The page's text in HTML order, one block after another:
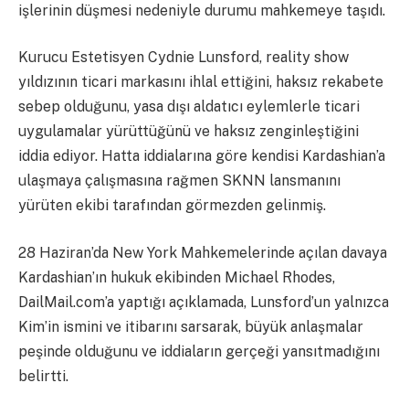
işlerinin düşmesi nedeniyle durumu mahkemeye taşıdı.
Kurucu Estetisyen Cydnie Lunsford, reality show
yıldızının ticari markasını ihlal ettiğini, haksız rekabete
sebep olduğunu, yasa dışı aldatıcı eylemlerle ticari
uygulamalar yürüttüğünü ve haksız zenginleştiğini
iddia ediyor. Hatta iddialarına göre kendisi Kardashian’a
ulaşmaya çalışmasına rağmen SKNN lansmanını
yürüten ekibi tarafından görmezden gelinmiş.
28 Haziran’da New York Mahkemelerinde açılan davaya
Kardashian’ın hukuk ekibinden Michael Rhodes,
DailMail.com’a yaptığı açıklamada, Lunsford’un yalnızca
Kim’in ismini ve itibarını sarsarak, büyük anlaşmalar
peşinde olduğunu ve iddiaların gerçeği yansıtmadığını
belirtti.